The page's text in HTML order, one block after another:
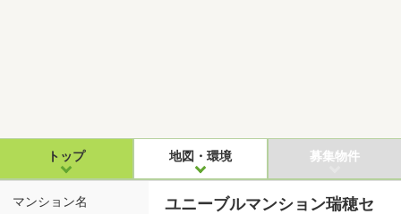
トップ 地図・環境 募集物件
マンション名
ユニーブルマンション瑞穂セ